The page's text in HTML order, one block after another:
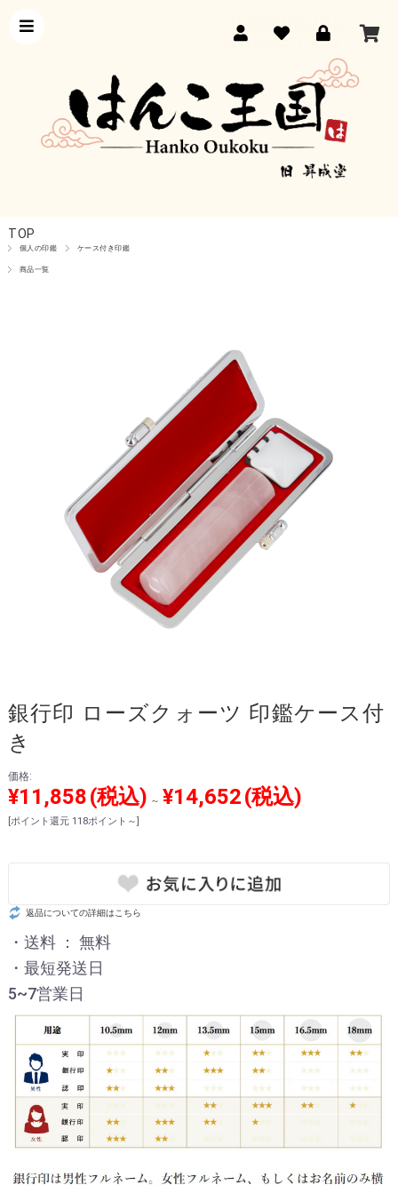
TOP
個人の印鑑 ケース付き印鑑
商品一覧
銀行印 ローズクォーツ 印鑑ケース付
き
価格:
¥11,858(税込) ～ ¥14,652(税込)
[ポイント還元 118ポイント～]
返品についての詳細はこちら
・送料 ： 無料
・最短発送日
5~7営業日